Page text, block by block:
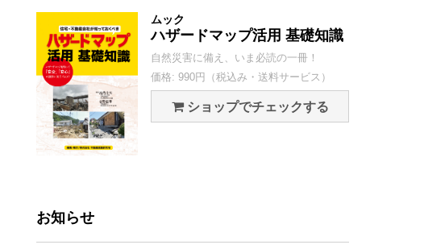
ムック
ハザードマップ活用 基礎知識
自然災害に備え、いま必読の一冊！
価格: 990円（税込み・送料サービス）
ショップでチェックする
お知らせ